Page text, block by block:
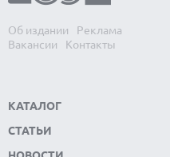
Об издании
Реклама
Вакансии
Контакты
КАТАЛОГ
СТАТЬИ